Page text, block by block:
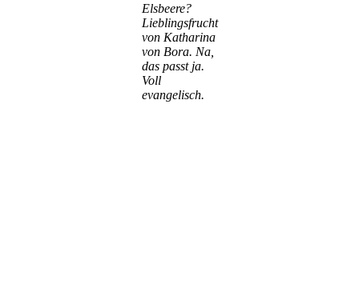
Elsbeere?
Lieblingsfrucht
von Katharina
von Bora. Na,
das passt ja.
Voll
evangelisch.